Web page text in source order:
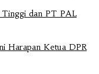
dan PT PAL
Harapan Ketua DPR